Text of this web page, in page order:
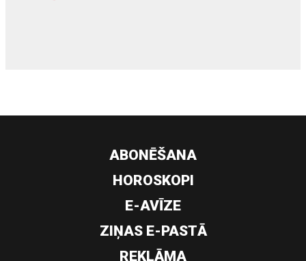
ABONĒŠANA
HOROSKOPI
E-AVĪZE
ZIŅAS E-PASTĀ
REKLĀMA